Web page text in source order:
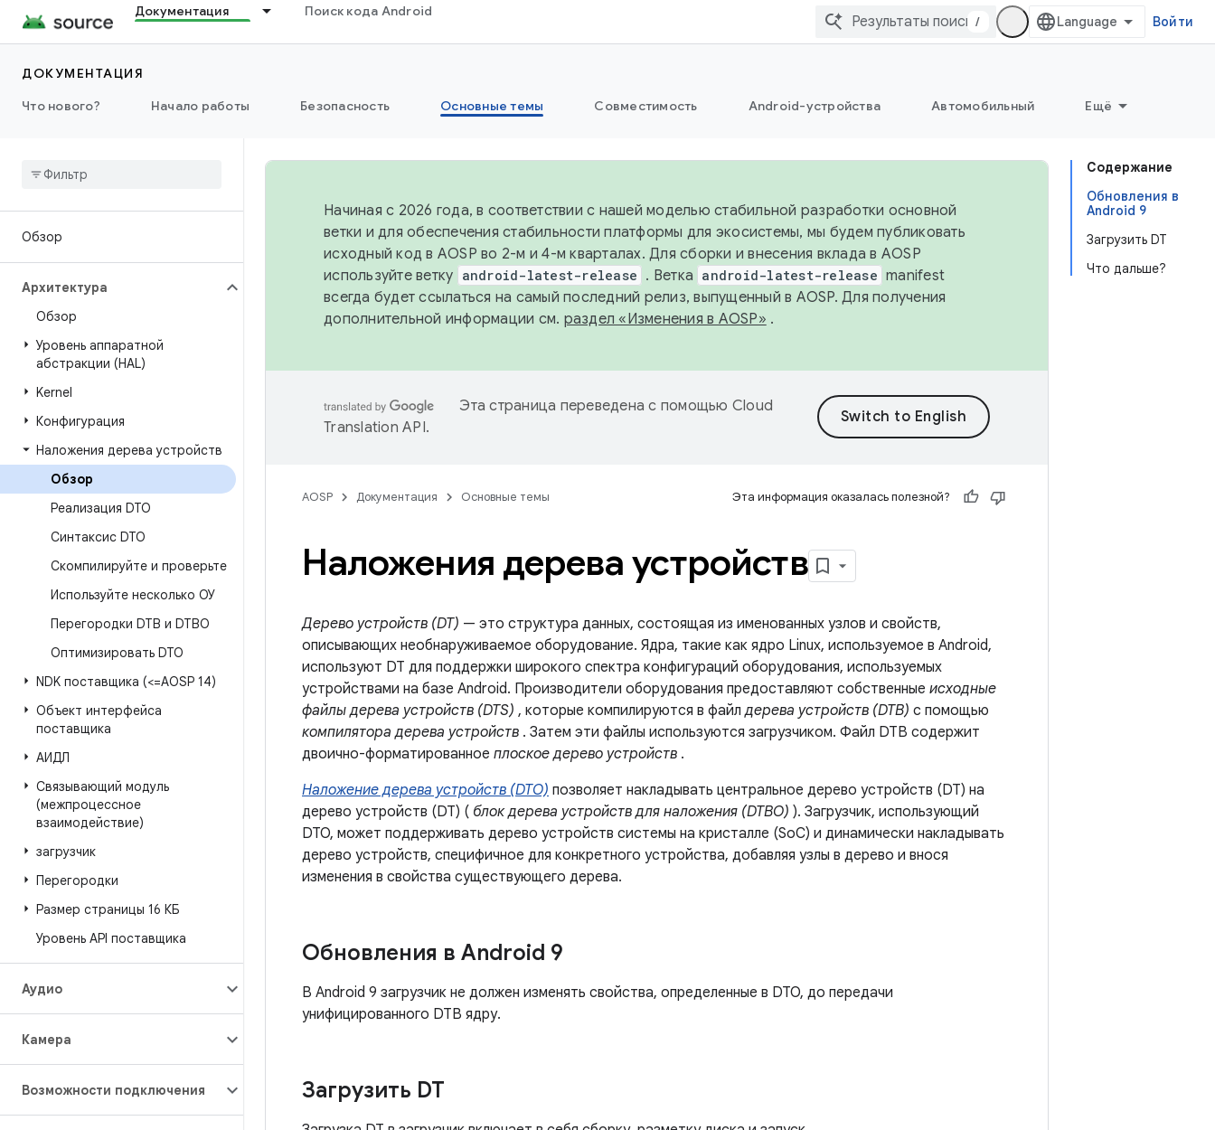
Документация Поиск кода Android
/ Войти
ДОКУМЕНТАЦИЯ
Что нового?
Начало работы Безопасность Основные темы Совместимость Android-устройства Автомобильный Ещё
Обзор
Архитектура
Обзор
Уровень аппаратной
абстракции (HAL)
Kernel
Конфигурация
Наложения дерева устройств
Обзор
Реализация DTO
Синтаксис DTO
Скомпилируйте и проверьте
Используйте несколько ОУ
Перегородки DTB и DTBO
Оптимизировать DTO
NDK поставщика (<=AOSP 14)
Объект интерфейса
поставщика
АИДЛ
Связывающий модуль
(межпроцессное
взаимодействие)
загрузчик
Перегородки
Размер страницы 16 КБ
Уровень API поставщика
Аудио
Камера
Возможности подключения
Содержание
Обновления в
Android 9
Загрузить DT
Что дальше?
Начиная с 2026 года, в соответствии с нашей моделью стабильной разработки основной
ветки и для обеспечения стабильности платформы для экосистемы, мы будем публиковать
исходный код в AOSP во 2-м и 4-м кварталах. Для сборки и внесения вклада в AOSP
используйте ветку android-latest-release . Ветка android-latest-release manifest
всегда будет ссылаться на самый последний релиз, выпущенный в AOSP. Для получения
дополнительной информации см. раздел «Изменения в AOSP» .
Эта страница переведена с помощью Cloud
Translation API.
AOSP Документация Основные темы Эта информация оказалась полезной?
Наложения дерева устройств
Дерево устройств (DT) — это структура данных, состоящая из именованных узлов и свойств,
описывающих необнаруживаемое оборудование. Ядра, такие как ядро ​​Linux, используемое в Android,
используют DT для поддержки широкого спектра конфигураций оборудования, используемых
устройствами на базе Android. Производители оборудования предоставляют собственные исходные
файлы дерева устройств (DTS) , которые компилируются в файлдерева устройств (DTB) с помощью
компилятора дерева устройств . Затем эти файлы используются загрузчиком. Файл DTB содержит
двоично-форматированное плоское дерево устройств .
Наложение дерева устройств (DTO) позволяет накладывать центральное дерево устройств (DT) на
дерево устройств (DT) ( блок дерева устройств для наложения (DTBO) ). Загрузчик, использующий
DTO, может поддерживать дерево устройств системы на кристалле (SoC) и динамически накладывать
дерево устройств, специфичное для конкретного устройства, добавляя узлы в дерево и внося
изменения в свойства существующего дерева.
Обновления в Android 9
В Android 9 загрузчик не должен изменять свойства, определенные в DTO, до передачи
унифицированного DTB ядру.
Загрузить DT